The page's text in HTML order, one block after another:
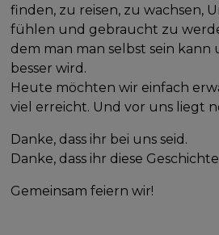
finden, zu reisen, zu wachsen,
fühlen und gebraucht zu
dem man man selbst sein kann
besser wird.
Heute möchten wir einfach
viel erreicht. Und vor uns liegt
Danke, dass ihr bei uns seid.
Danke, dass ihr diese
Gemeinsam feiern wir!